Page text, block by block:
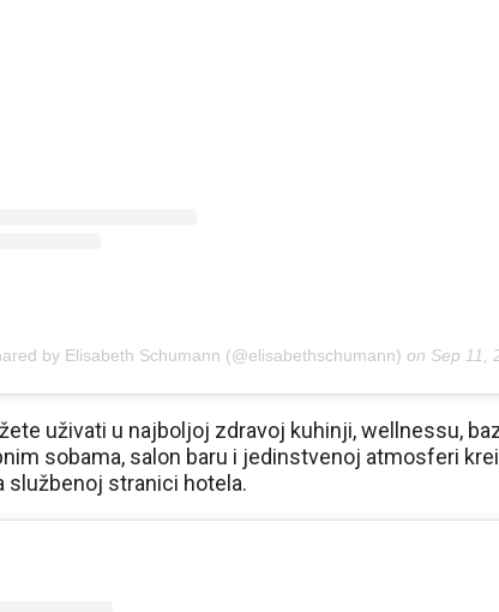
by Elisabeth Schumann (@elisabethschumann) on Sep 11, 2019 at
uživati ​​u najboljoj zdravoj kuhinji, wellnessu,
sobama, salon baru i jedinstvenoj atmosferi
službenoj stranici hotela.